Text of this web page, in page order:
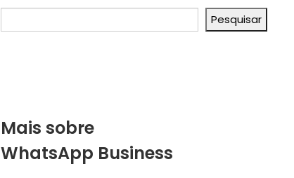
Pesquisar
Mais sobre
WhatsApp Business